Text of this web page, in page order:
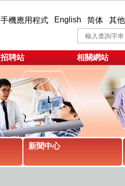
手機應用程式 English 简体 其
招聘站 相關網站
新聞中心